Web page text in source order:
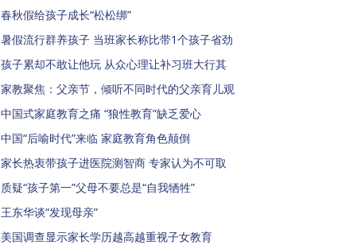
春秋假给孩子成长“松松绑”
暑假流行群养孩子 当班家长称比带1个孩子省劲
孩子累却不敢让他玩 从众心理让补习班大行其
家教聚焦：父亲节，倾听不同时代的父亲育儿观
中国式家庭教育之痛 “狼性教育”缺乏爱心
中国“后喻时代”来临 家庭教育角色颠倒
家长热衷带孩子进医院测智商 专家认为不可取
质疑“孩子第一”父母不要总是“自我牺牲”
王东华谈“发现母亲”
美国调查显示家长学历越高越重视子女教育